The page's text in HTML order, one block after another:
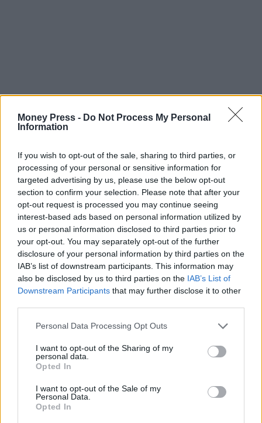
Money Press - Do Not Process My Personal
Information
If you wish to opt-out of the sale, sharing to third parties, or
processing of your personal or sensitive information for
targeted advertising by us, please use the below opt-out
section to confirm your selection. Please note that after your
opt-out request is processed you may continue seeing
interest-based ads based on personal information utilized by
us or personal information disclosed to third parties prior to
your opt-out. You may separately opt-out of the further
disclosure of your personal information by third parties on the
IAB’s list of downstream participants. This information may
also be disclosed by us to third parties on the IAB’s List of
Downstream Participants that may further disclose it to other
Personal Data Processing Opt Outs
I want to opt-out of the Sharing of my
personal data.
Opted In
I want to opt-out of the Sale of my
Personal Data.
Opted In
cnl capital